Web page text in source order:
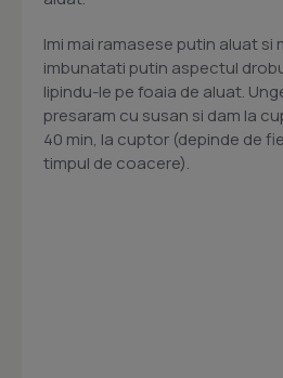
Imi mai ramasese putin aluat si
imbunatati putin aspectul
lipindu-le pe foaia de aluat.
presaram cu susan si dam la
40 min, la cuptor (depinde de
timpul de coacere).